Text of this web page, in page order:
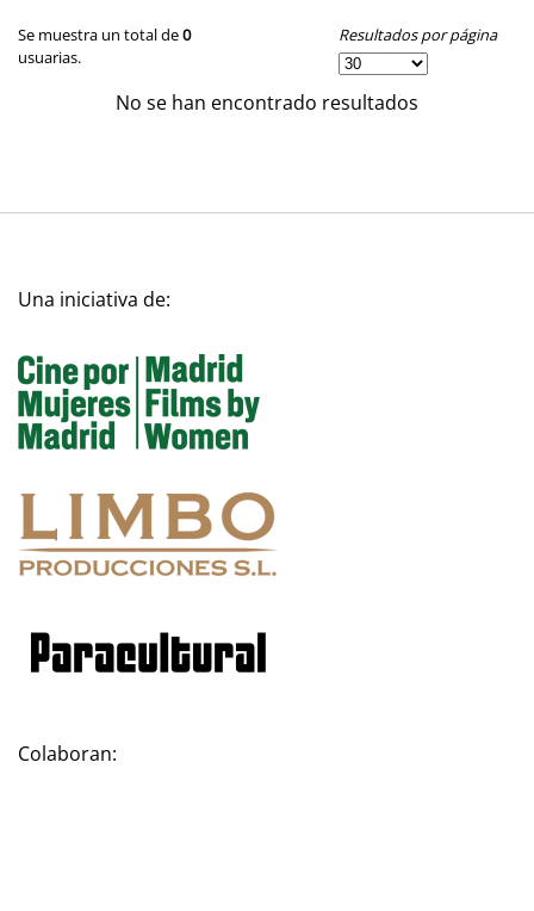
Se muestra un total de0
usuarias.
Resultados por página
No se han encontrado resultados
Una iniciativa de:
Colaboran: